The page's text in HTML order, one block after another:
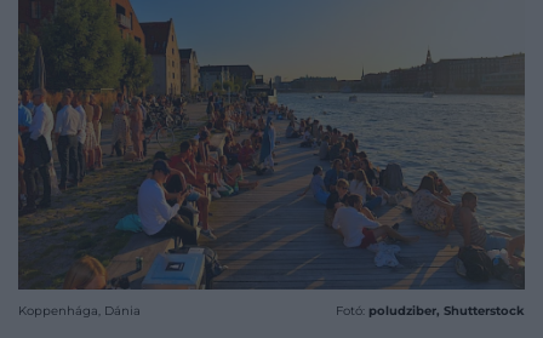
Koppenhága, Dánia Fotó: poludziber, Shutterstock